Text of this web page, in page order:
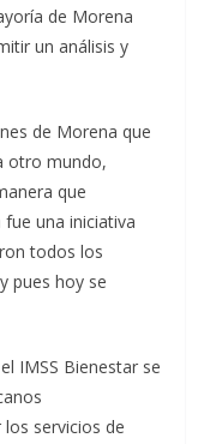
de Morena
un análisis y
de Morena que
otro mundo,
que
una iniciativa
todos los
pues hoy se
IMSS Bienestar se
servicios de